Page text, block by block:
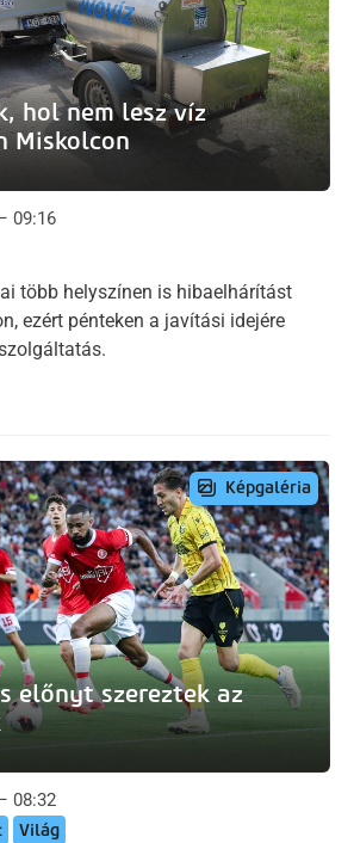
hol nem lesz víz
Miskolcon
09:16
több helyszínen is hibaelhárítást
ezért pénteken a javítási idejére
Képgaléria
előnyt szereztek az
08:32
Világ